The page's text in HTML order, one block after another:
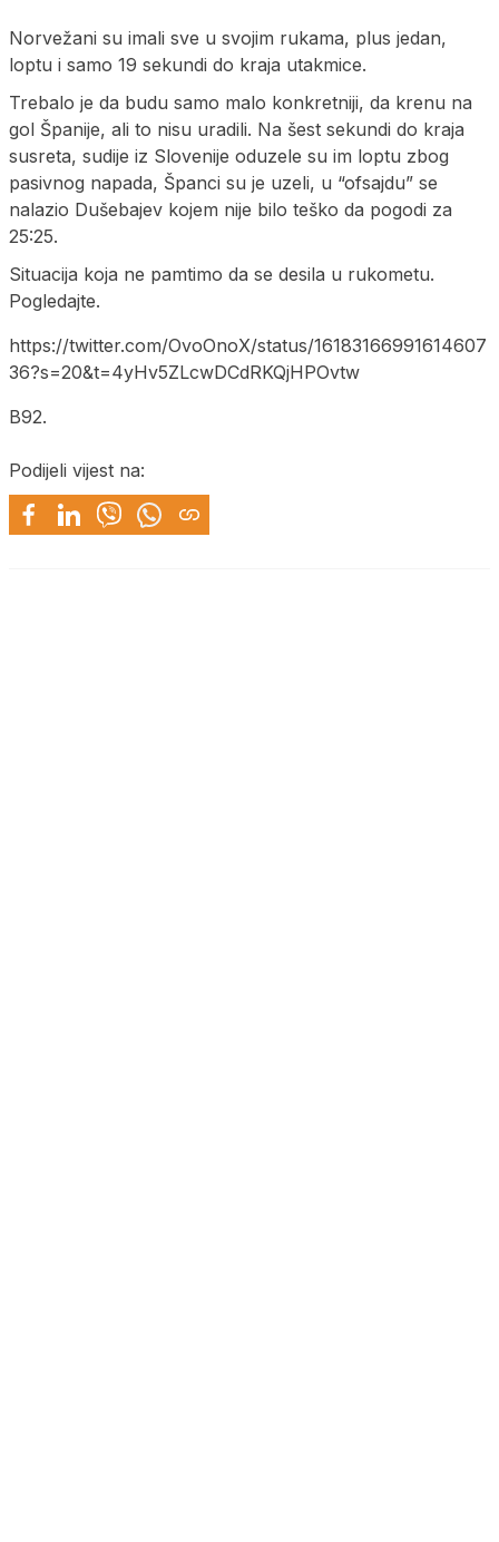
Norvežani su imali sve u svojim rukama, plus jedan,
loptu i samo 19 sekundi do kraja utakmice.
Trebalo je da budu samo malo konkretniji, da krenu na
gol Španije, ali to nisu uradili. Na šest sekundi do kraja
susreta, sudije iz Slovenije oduzele su im loptu zbog
pasivnog napada, Španci su je uzeli, u “ofsajdu” se
nalazio Dušebajev kojem nije bilo teško da pogodi za
25:25.
Situacija koja ne pamtimo da se desila u rukometu.
Pogledajte.
https://twitter.com/OvoOnoX/status/16183166991614607
36?s=20&t=4yHv5ZLcwDCdRKQjHPOvtw
B92.
Podijeli vijest na: